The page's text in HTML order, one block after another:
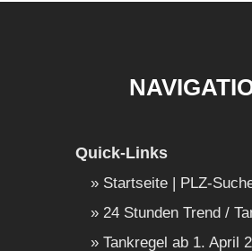
Quick-Links
Startseite | PLZ-
24 Stunden Trend /
Tankregel ab 1. April